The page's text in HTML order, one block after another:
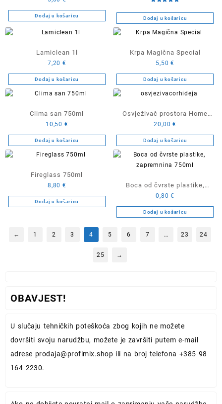
Dodaj u košaricu
5.00
od 5
Dodaj u košaricu
Lamiclean 1l
7,20 €
Dodaj u košaricu
Krpa Magična Special
5,50€
Dodaj u košaricu
Clima san 750ml
10,50 €
Dodaj u košaricu
Osvježivač prostora Home
Lux orhideja 1l
20,00€
Dodaj u košaricu
Fireglass 750ml
8,80 €
Dodaj u košaricu
Boca od čvrste plastike,
zapremnina 750ml
0,80€
Dodaj u košaricu
← 1 2 3 4 5 6 7 … 23 24
25 →
OBAVJEST!
U slučaju tehničkih poteškoća zbog kojih ne možete
dovršiti svoju narudžbu, možete je završiti putem e-mail
adrese prodaja@profimix.shop ili na broj telefona +385 98
164 2230.